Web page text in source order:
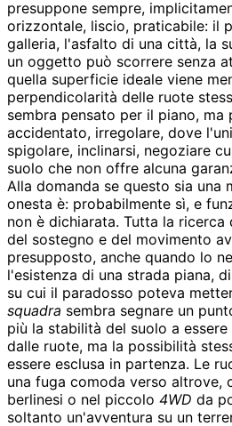
presuppone sempre,
orizzontale, liscio, praticabile: il
galleria, l'asfalto di una città, la
un oggetto può scorrere senza
quella superficie ideale viene
perpendicolarità delle ruote
sembra pensato per il piano, ma
accidentato, irregolare, dove
spigolare, inclinarsi, negoziare
suolo che non offre alcuna
Alla domanda se questo sia una
onesta è: probabilmente sì, e
non è dichiarata. Tutta la ricerca
del sostegno e del movimento
presupposto, anche quando lo
l'esistenza di una strada piana,
su cui il paradosso poteva
squadra sembra segnare un
più la stabilità del suolo a
dalle ruote, ma la possibilità
essere esclusa in partenza. Le
una fuga comoda verso altrove,
berlinesi o nel piccolo 4WD da
soltanto un'avventura su un